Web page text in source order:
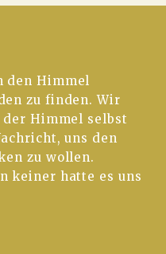
den Himmel
zu finden. Wir
Himmel selbst
uns den
zu wollen.
keiner hatte es uns